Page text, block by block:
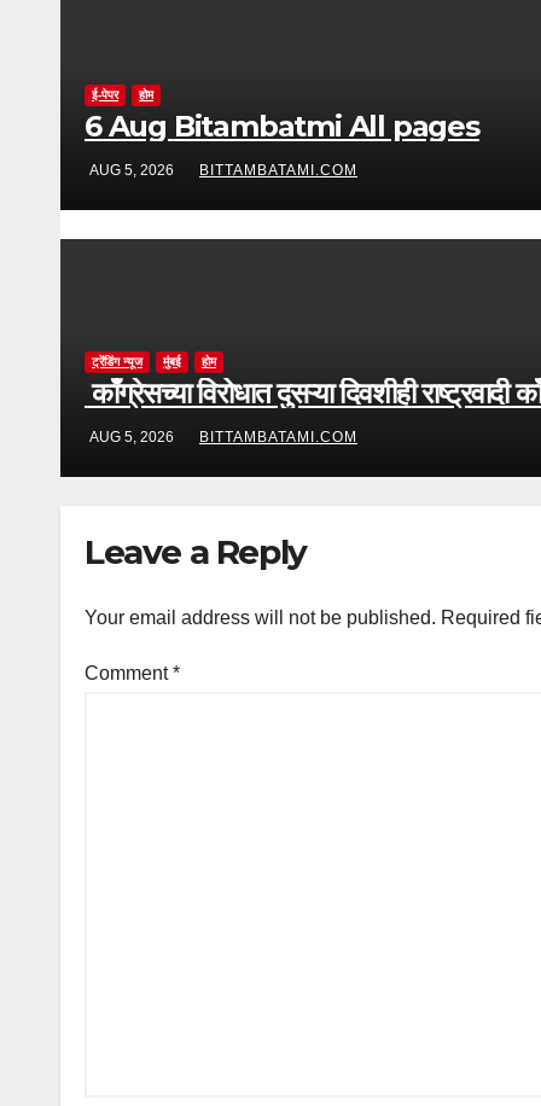
ई-पेपर होम
6 Aug Bitambatmi All pages
AUG 5, 2026 BITTAMBATAMI.COM
ट्रेंडिंग न्यूज मुंबई होम
काँग्रेसच्या विरोधात दुसऱ्या दिवशीही
AUG 5, 2026 BITTAMBATAMI.COM
Leave a Reply
Your email address will not be published. Required
Comment*